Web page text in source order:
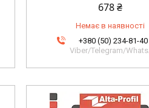
678 ₴
Немає в наявності
+380 (50) 234-81-40
Viber/Telegram/